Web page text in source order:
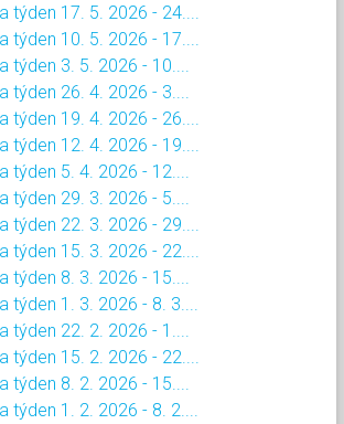
týden 17. 5. 2026 - 24....
týden 10. 5. 2026 - 17....
týden 3. 5. 2026 - 10....
týden 26. 4. 2026 - 3....
týden 19. 4. 2026 - 26....
týden 12. 4. 2026 - 19....
týden 5. 4. 2026 - 12....
týden 29. 3. 2026 - 5....
týden 22. 3. 2026 - 29....
týden 15. 3. 2026 - 22....
týden 8. 3. 2026 - 15....
týden 1. 3. 2026 - 8. 3....
týden 22. 2. 2026 - 1....
týden 15. 2. 2026 - 22....
týden 8. 2. 2026 - 15....
týden 1. 2. 2026 - 8. 2....